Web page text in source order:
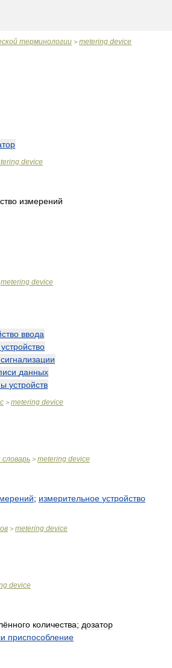
терминологии > metering device
device
измерений
metering device
ввода
устройство
сигнализации
данных
устройств
> metering device
словарь > metering device
; измерительное устройство
> metering device
device
количества; дозатор
приспособление